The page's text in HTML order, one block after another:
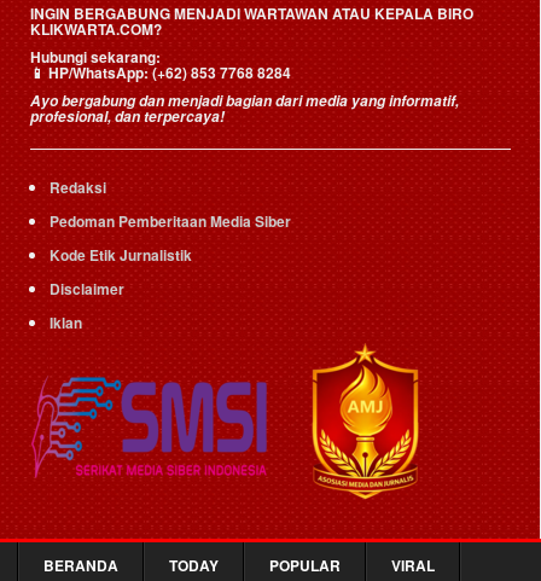
INGIN BERGABUNG MENJADI WARTAWAN ATAU KEPALA BIRO
KLIKWARTA.COM?
Hubungi sekarang:
📱HP/WhatsApp:(+62) 853 7768 8284
Ayo bergabung dan menjadi bagian dari media yang informatif,
profesional, dan terpercaya!
Redaksi
Pedoman Pemberitaan Media Siber
Kode Etik Jurnalistik
Disclaimer
Iklan
BERANDA TODAY POPULAR VIRAL